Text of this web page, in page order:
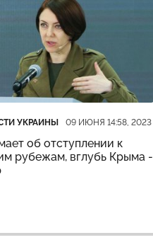
УКРАИНЫ 09 ИЮНЯ 14:58, 2023
об отступлении к
рубежам, вглубь Крыма -